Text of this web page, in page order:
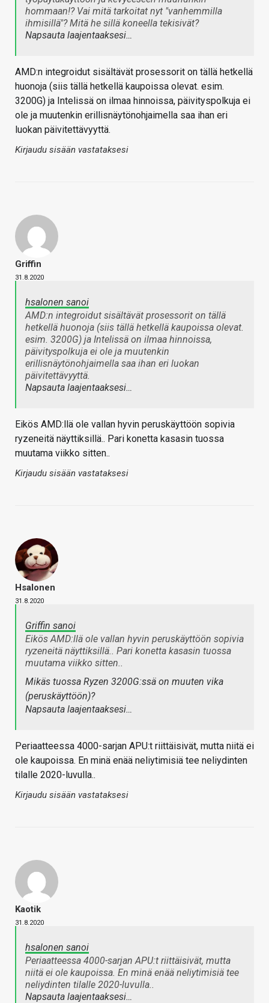
hommaan!? Vai mitä tarkoitat nyt "vanhemmilla
ihmisillä"? Mitä he sillä koneella tekisivät?
Napsauta laajentaaksesi…
AMD:n integroidut sisältävät prosessorit on tällä hetkellä
huonoja (siis tällä hetkellä kaupoissa olevat. esim.
3200G) ja Intelissä on ilmaa hinnoissa, päivityspolkuja ei
ole ja muutenkin erillisnäytönohjaimella saa ihan eri
luokan päivitettävyyttä.
Kirjaudu sisään vastataksesi
Griffin
31.8.2020
hsalonen sanoi
AMD:n integroidut sisältävät prosessorit on tällä
hetkellä huonoja (siis tällä hetkellä kaupoissa olevat.
esim. 3200G) ja Intelissä on ilmaa hinnoissa,
päivityspolkuja ei ole ja muutenkin
erillisnäytönohjaimella saa ihan eri luokan
päivitettävyyttä.
Napsauta laajentaaksesi…
Eikös AMD:llä ole vallan hyvin peruskäyttöön sopivia
ryzeneitä näyttiksillä.. Pari konetta kasasin tuossa
muutama viikko sitten..
Kirjaudu sisään vastataksesi
Hsalonen
31.8.2020
Griffin sanoi
Eikös AMD:llä ole vallan hyvin peruskäyttöön sopivia
ryzeneitä näyttiksillä.. Pari konetta kasasin tuossa
muutama viikko sitten..
Mikäs tuossa Ryzen 3200G:ssä on muuten vika
(peruskäyttöön)?
Napsauta laajentaaksesi…
Periaatteessa 4000-sarjan APU:t riittäisivät, mutta niitä ei
ole kaupoissa. En minä enää neliytimisiä tee neliydinten
tilalle 2020-luvulla..
Kirjaudu sisään vastataksesi
Kaotik
31.8.2020
hsalonen sanoi
Periaatteessa 4000-sarjan APU:t riittäisivät, mutta
niitä ei ole kaupoissa. En minä enää neliytimisiä tee
neliydinten tilalle 2020-luvulla..
Napsauta laajentaaksesi…